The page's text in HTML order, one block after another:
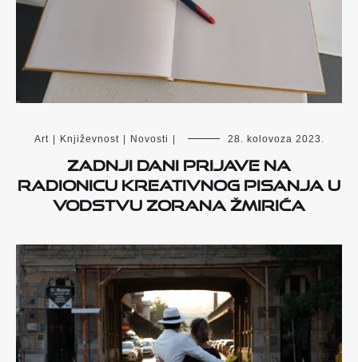
Art | Književnost | Novosti | 28. kolovoza 2023.
Zadnji dani prijave na
radionicu kreativnog pisanja u
vodstvu Zorana Žmirića